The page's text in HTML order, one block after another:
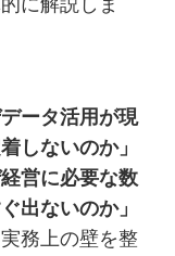
データ活用が現
しないのか」
経営に必要な数
出ないのか」
務上の壁を整